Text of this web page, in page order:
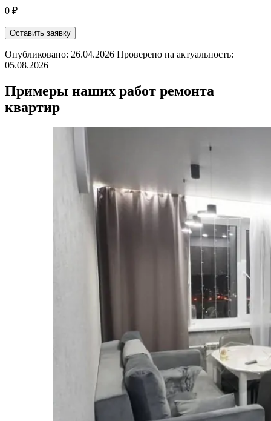
0 ₽
Оставить заявку
Опубликовано: 26.04.2026 Проверено на актуальность:
05.08.2026
Примеры наших работ ремонта
квартир